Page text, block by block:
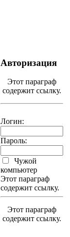
Авторизация
Этот параграф
содержит ссылку.
Логин:
Пароль:
Чужой
компьютер
Этот параграф
содержит ссылку.
Этот параграф
содержит ссылку.